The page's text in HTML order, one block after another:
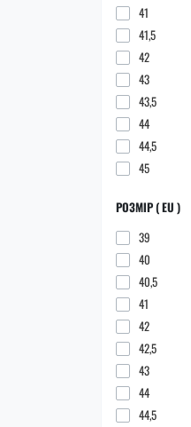
41
41,5
42
43
43,5
44
44,5
45
РОЗМІР ( EU )
39
40
40,5
41
42
42,5
43
44
44,5